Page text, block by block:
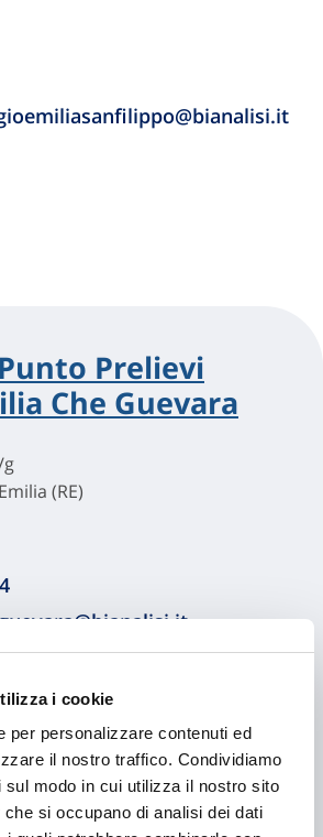
i cookie
per personalizzare contenuti ed
il nostro traffico. Condividiamo
sul modo in cui utilizza il nostro sito
si occupano di analisi dei dati
Prelievi
Che Guevara
g
(RE)